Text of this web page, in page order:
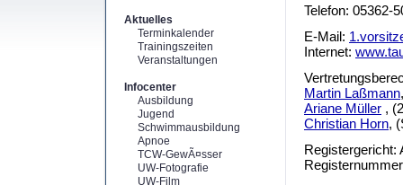
Aktuelles
Terminkalender
Trainingszeiten
Veranstaltungen
Infocenter
Ausbildung
Jugend
Schwimmausbildung
Apnoe
TCW-GewÃ¤sser
UW-Fotografie
UW-Film
Telefon: 05362-
E-Mail:
Internet:
Martin Laßmann
Ariane Müller ,
Christian Horn,
Registergericht: